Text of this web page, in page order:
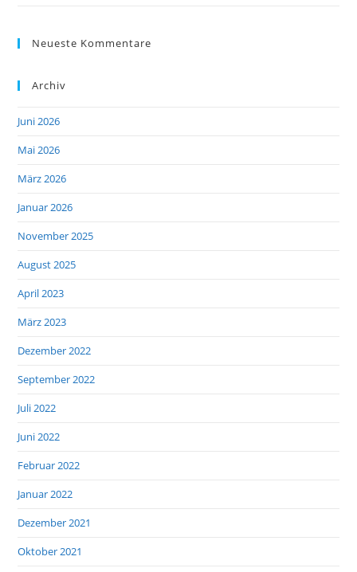
Neueste Kommentare
Archiv
Juni 2026
Mai 2026
März 2026
Januar 2026
November 2025
August 2025
April 2023
März 2023
Dezember 2022
September 2022
Juli 2022
Juni 2022
Februar 2022
Januar 2022
Dezember 2021
Oktober 2021